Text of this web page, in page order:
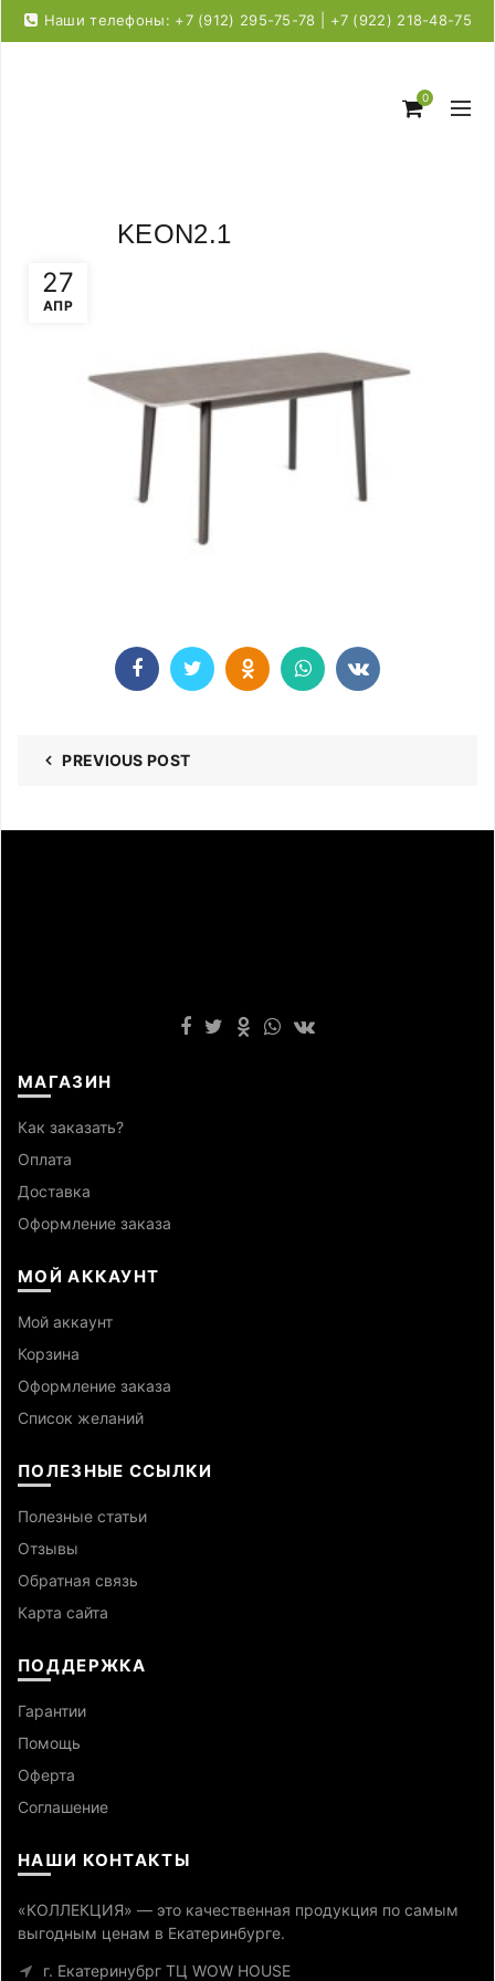
Наши телефоны: +7 (912) 295-75-78 | +7 (922) 218-48-75
0
27
АПР
KEON2.1
PREVIOUS POST
МАГАЗИН
Как заказать?
Оплата
Доставка
Оформление заказа
МОЙ АККАУНТ
Мой аккаунт
Корзина
Оформление заказа
Список желаний
ПОЛЕЗНЫЕ ССЫЛКИ
Полезные статьи
Отзывы
Обратная связь
Карта сайта
ПОДДЕРЖКА
Гарантии
Помощь
Оферта
Cоглашение
НАШИ КОНТАКТЫ
«КОЛЛЕКЦИЯ» — это качественная продукция по самым
выгодным ценам в Екатеринбурге.
г. Екатеринубрг ТЦ WOW HOUSE